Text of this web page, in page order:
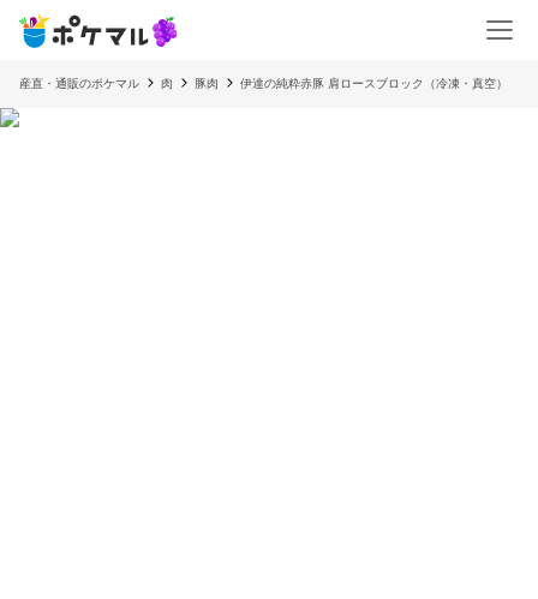
産直・通販のポケマル 肉 豚肉 伊達の純粋赤豚 肩ロースブロック（冷凍・真空）